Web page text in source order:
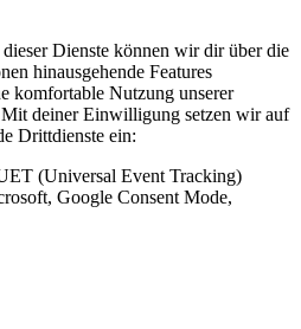
Dienste können wir dir über die
hinausgehende Features
komfortable Nutzung unserer
deiner Einwilligung setzen wir auf
Drittdienste ein:
(Universal Event Tracking)
Google Consent Mode,